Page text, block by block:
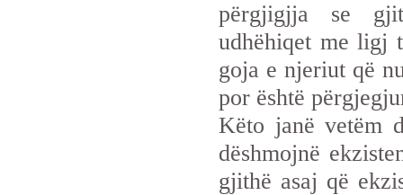
përgjigjja se
udhëhiqet me ligj
goja e njeriut që
por është
Këto janë vetëm
dëshmojnë
gjithë asaj që